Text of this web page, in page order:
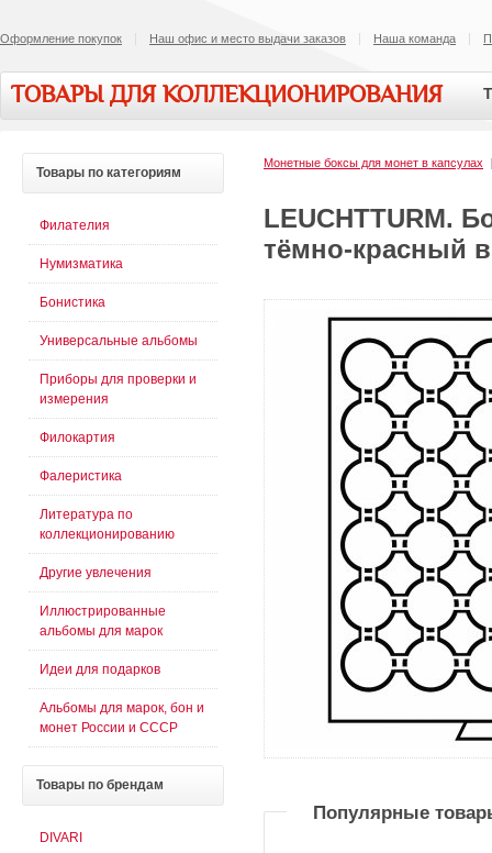
Оформление покупок Наш офис и место выдачи заказов Наша команда
ТОВАРЫ ДЛЯ КОЛЛЕКЦИОНИРОВАНИЯ
Монетные боксы для монет в капсулах
LEUCHTTURM.
тёмно-красный
Популярные
Товары по категориям
Филателия
Нумизматика
Бонистика
Универсальные альбомы
Приборы для проверки и
измерения
Филокартия
Фалеристика
Литература по
коллекционированию
Другие увлечения
Иллюстрированные
альбомы для марок
Идеи для подарков
Альбомы для марок, бон и
монет России и СССР
Товары по брендам
DIVARI